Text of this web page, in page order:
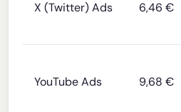
X (Twitter) Ads 6,46 €
YouTube Ads 9,68 €